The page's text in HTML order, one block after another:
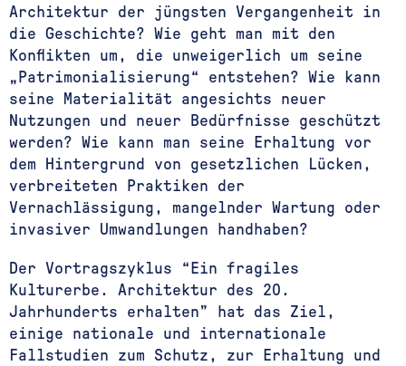
Architektur der jüngsten Vergangenheit in
die Geschichte? Wie geht man mit den
Konflikten um, die unweigerlich um seine
„Patrimonialisierung“ entstehen? Wie kann
seine Materialität angesichts neuer
Nutzungen und neuer Bedürfnisse geschützt
werden? Wie kann man seine Erhaltung vor
dem Hintergrund von gesetzlichen Lücken,
verbreiteten Praktiken der
Vernachlässigung, mangelnder Wartung oder
invasiver Umwandlungen handhaben?
Der Vortragszyklus “Ein fragiles
Kulturerbe. Architektur des 20.
Jahrhunderts erhalten” hat das Ziel,
einige nationale und internationale
Fallstudien zum Schutz, zur Erhaltung und